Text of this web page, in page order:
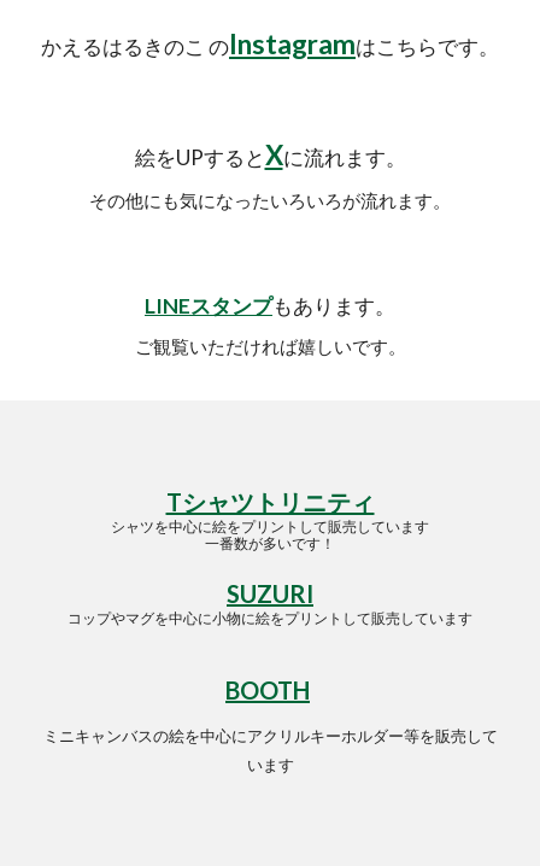
かえるはるきのこ のInstagramはこちらです。
絵をUPするとXに流れます。
その他にも気になったいろいろが流れます。
LINEスタンプもあります。
ご観覧いただければ嬉しいです。
Tシャツトリニティ
シャツを中心に絵をプリントして販売しています
一番数が多いです！
SUZURI
コップやマグを中心に小物に絵をプリントして販売しています
BOOTH
ミニキャンバスの絵を中心にアクリルキーホルダー等を販売して
います